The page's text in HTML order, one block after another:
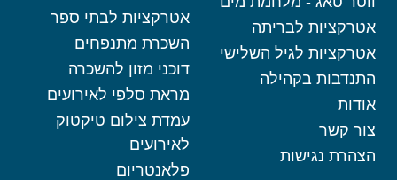
אטרקציות לבריתה
אטרקציות לגיל השלישי
התנדבות בקהילה
אודות
צור קשר
הצהרת נגישות
אטרקציות לבתי ספר
השכרת מתנפחים
דוכני מזון להשכרה
מראת סלפי לאירועים
עמדת צילום טיקטוק
לאירועים
פלאנטריום